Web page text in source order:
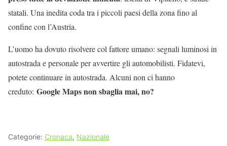
statali. Una inedita coda tra i piccoli paesi della zona fino al
confine con l’Austria.
L’uomo ha dovuto risolvere col fattore umano: segnali luminosi in
autostrada e personale per avvertire gli automobilisti. Fidatevi,
potete continuare in autostrada. Alcuni non ci hanno
creduto: Google Maps non sbaglia mai, no?
Categorie: Cronaca, Nazionale